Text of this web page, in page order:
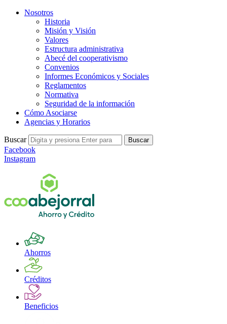
Nosotros
Historia
Misión y Visión
Valores
Estructura administrativa
Abecé del cooperativismo
Convenios
Informes Económicos y Sociales
Reglamentos
Normativa
Seguridad de la información
Cómo Asociarse
Agencias y Horarios
Buscar Buscar
Facebook
Instagram
Ahorros
Créditos
Beneficios